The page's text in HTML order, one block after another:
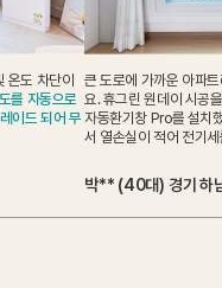
온도 차단이
를 자동으로
이드 되어 무
큰 도로에 가까운 아파
요. 휴그린 원데이 시공
자동환기창 Pro를 설치
서 열손실이 적어 전기
박** (40대) 경기 하